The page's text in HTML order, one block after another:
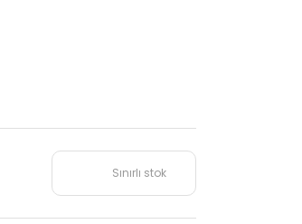
Sınırlı stok